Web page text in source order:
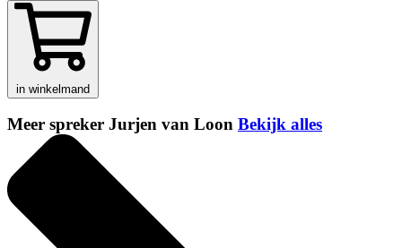
in winkelmand
Meer spreker Jurjen van Loon Bekijk alles